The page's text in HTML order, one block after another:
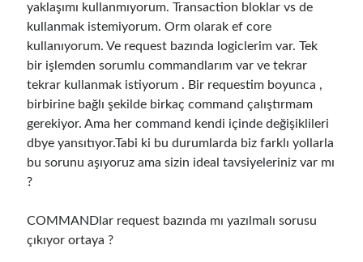
yaklaşımı kullanmıyorum. Transaction bloklar vs de
kullanmak istemiyorum. Orm olarak ef core
kullanıyorum. Ve request bazında logiclerim var. Tek
bir işlemden sorumlu commandlarım var ve tekrar
tekrar kullanmak istiyorum . Bir requestim boyunca ,
birbirine bağlı şekilde birkaç command çalıştırmam
gerekiyor. Ama her command kendi içinde değişiklileri
dbye yansıtıyor.Tabi ki bu durumlarda biz farklı yollarla
bu sorunu aşıyoruz ama sizin ideal tavsiyeleriniz var mı
?
COMMANDlar request bazında mı yazılmalı sorusu
çıkıyor ortaya ?